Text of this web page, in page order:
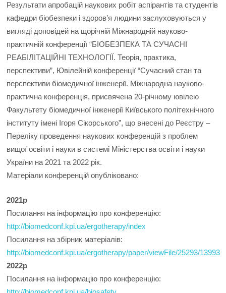
Результати апробацій наукових робіт аспірантів та студентів
кафедри біобезпеки і здоров’я людини заслуховуються у
вигляді доповідей на щорічній Міжнародній науково-
практичній конференції “БІОБЕЗПЕКА ТА СУЧАСНІ
РЕАБІЛІТАЦІЙНІ ТЕХНОЛОГІЇ. Теорія, практика,
перспективи”, Ювілейній конференції “Сучасний стан та
перспективи біомедичної інженерії. Міжнародна науково-
практична конференція, присвячена 20-річному ювілею
Факультету біомедичної інженерії Київського політехнічного
інституту імені Ігоря Сікорського”, що внесені до Реєстру –
Переліку проведення наукових конференцій з проблем
вищої освіти і науки в системі Міністерства освіти і науки
України на 2021 та 2022 рік.
Матеріали конференцій опубліковано:
2021р
Посилання на інформацію про конференцію:
http://biomedconf.kpi.ua/ergotherapy/index
Посилання на збірник матеріалів:
http://biomedconf.kpi.ua/ergotherapy/paper/viewFile/25293/13993
2022р
Посилання на інформацію про конференцію: